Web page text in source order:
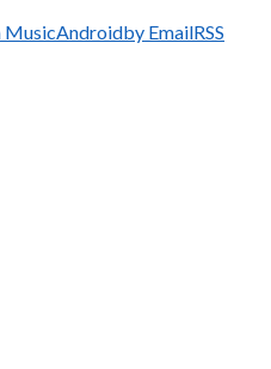
MusicAndroidby EmailRSS